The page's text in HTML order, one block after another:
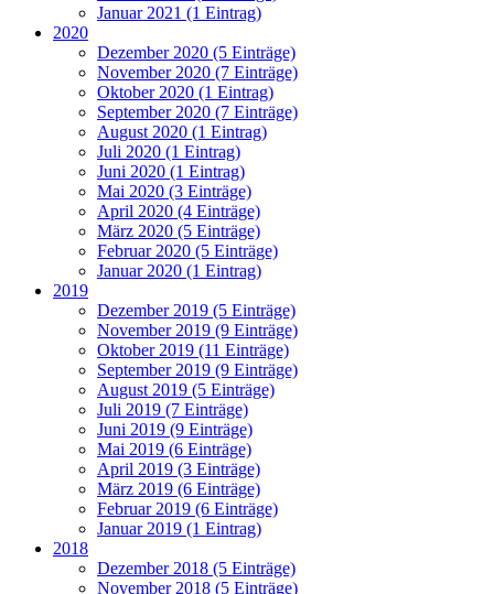
Januar 2021 (1 Eintrag)
2020
Dezember 2020 (5 Einträge)
November 2020 (7 Einträge)
Oktober 2020 (1 Eintrag)
September 2020 (7 Einträge)
August 2020 (1 Eintrag)
Juli 2020 (1 Eintrag)
Juni 2020 (1 Eintrag)
Mai 2020 (3 Einträge)
April 2020 (4 Einträge)
März 2020 (5 Einträge)
Februar 2020 (5 Einträge)
Januar 2020 (1 Eintrag)
2019
Dezember 2019 (5 Einträge)
November 2019 (9 Einträge)
Oktober 2019 (11 Einträge)
September 2019 (9 Einträge)
August 2019 (5 Einträge)
Juli 2019 (7 Einträge)
Juni 2019 (9 Einträge)
Mai 2019 (6 Einträge)
April 2019 (3 Einträge)
März 2019 (6 Einträge)
Februar 2019 (6 Einträge)
Januar 2019 (1 Eintrag)
2018
Dezember 2018 (5 Einträge)
November 2018 (5 Einträge)